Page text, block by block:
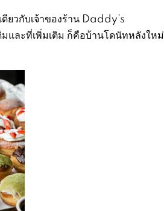
วกับเจ้าของร้าน Daddy’s
และที่เพิ่มเติม ก็คือบ้านโดนัทหลังใหม่